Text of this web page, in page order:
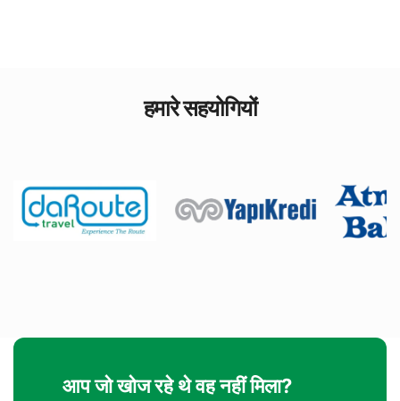
हमारे सहयोगियों
आप जो खोज रहे थे वह नहीं मिला?